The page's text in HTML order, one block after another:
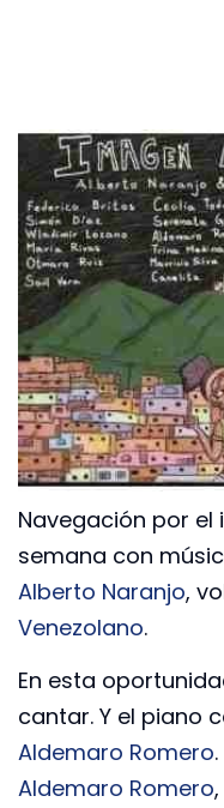
Navegación por el
semana con
Alberto Naranjo,
Venezolano.
En esta
cantar. Y el piano
Aldemaro Romero
Aldemaro Romero